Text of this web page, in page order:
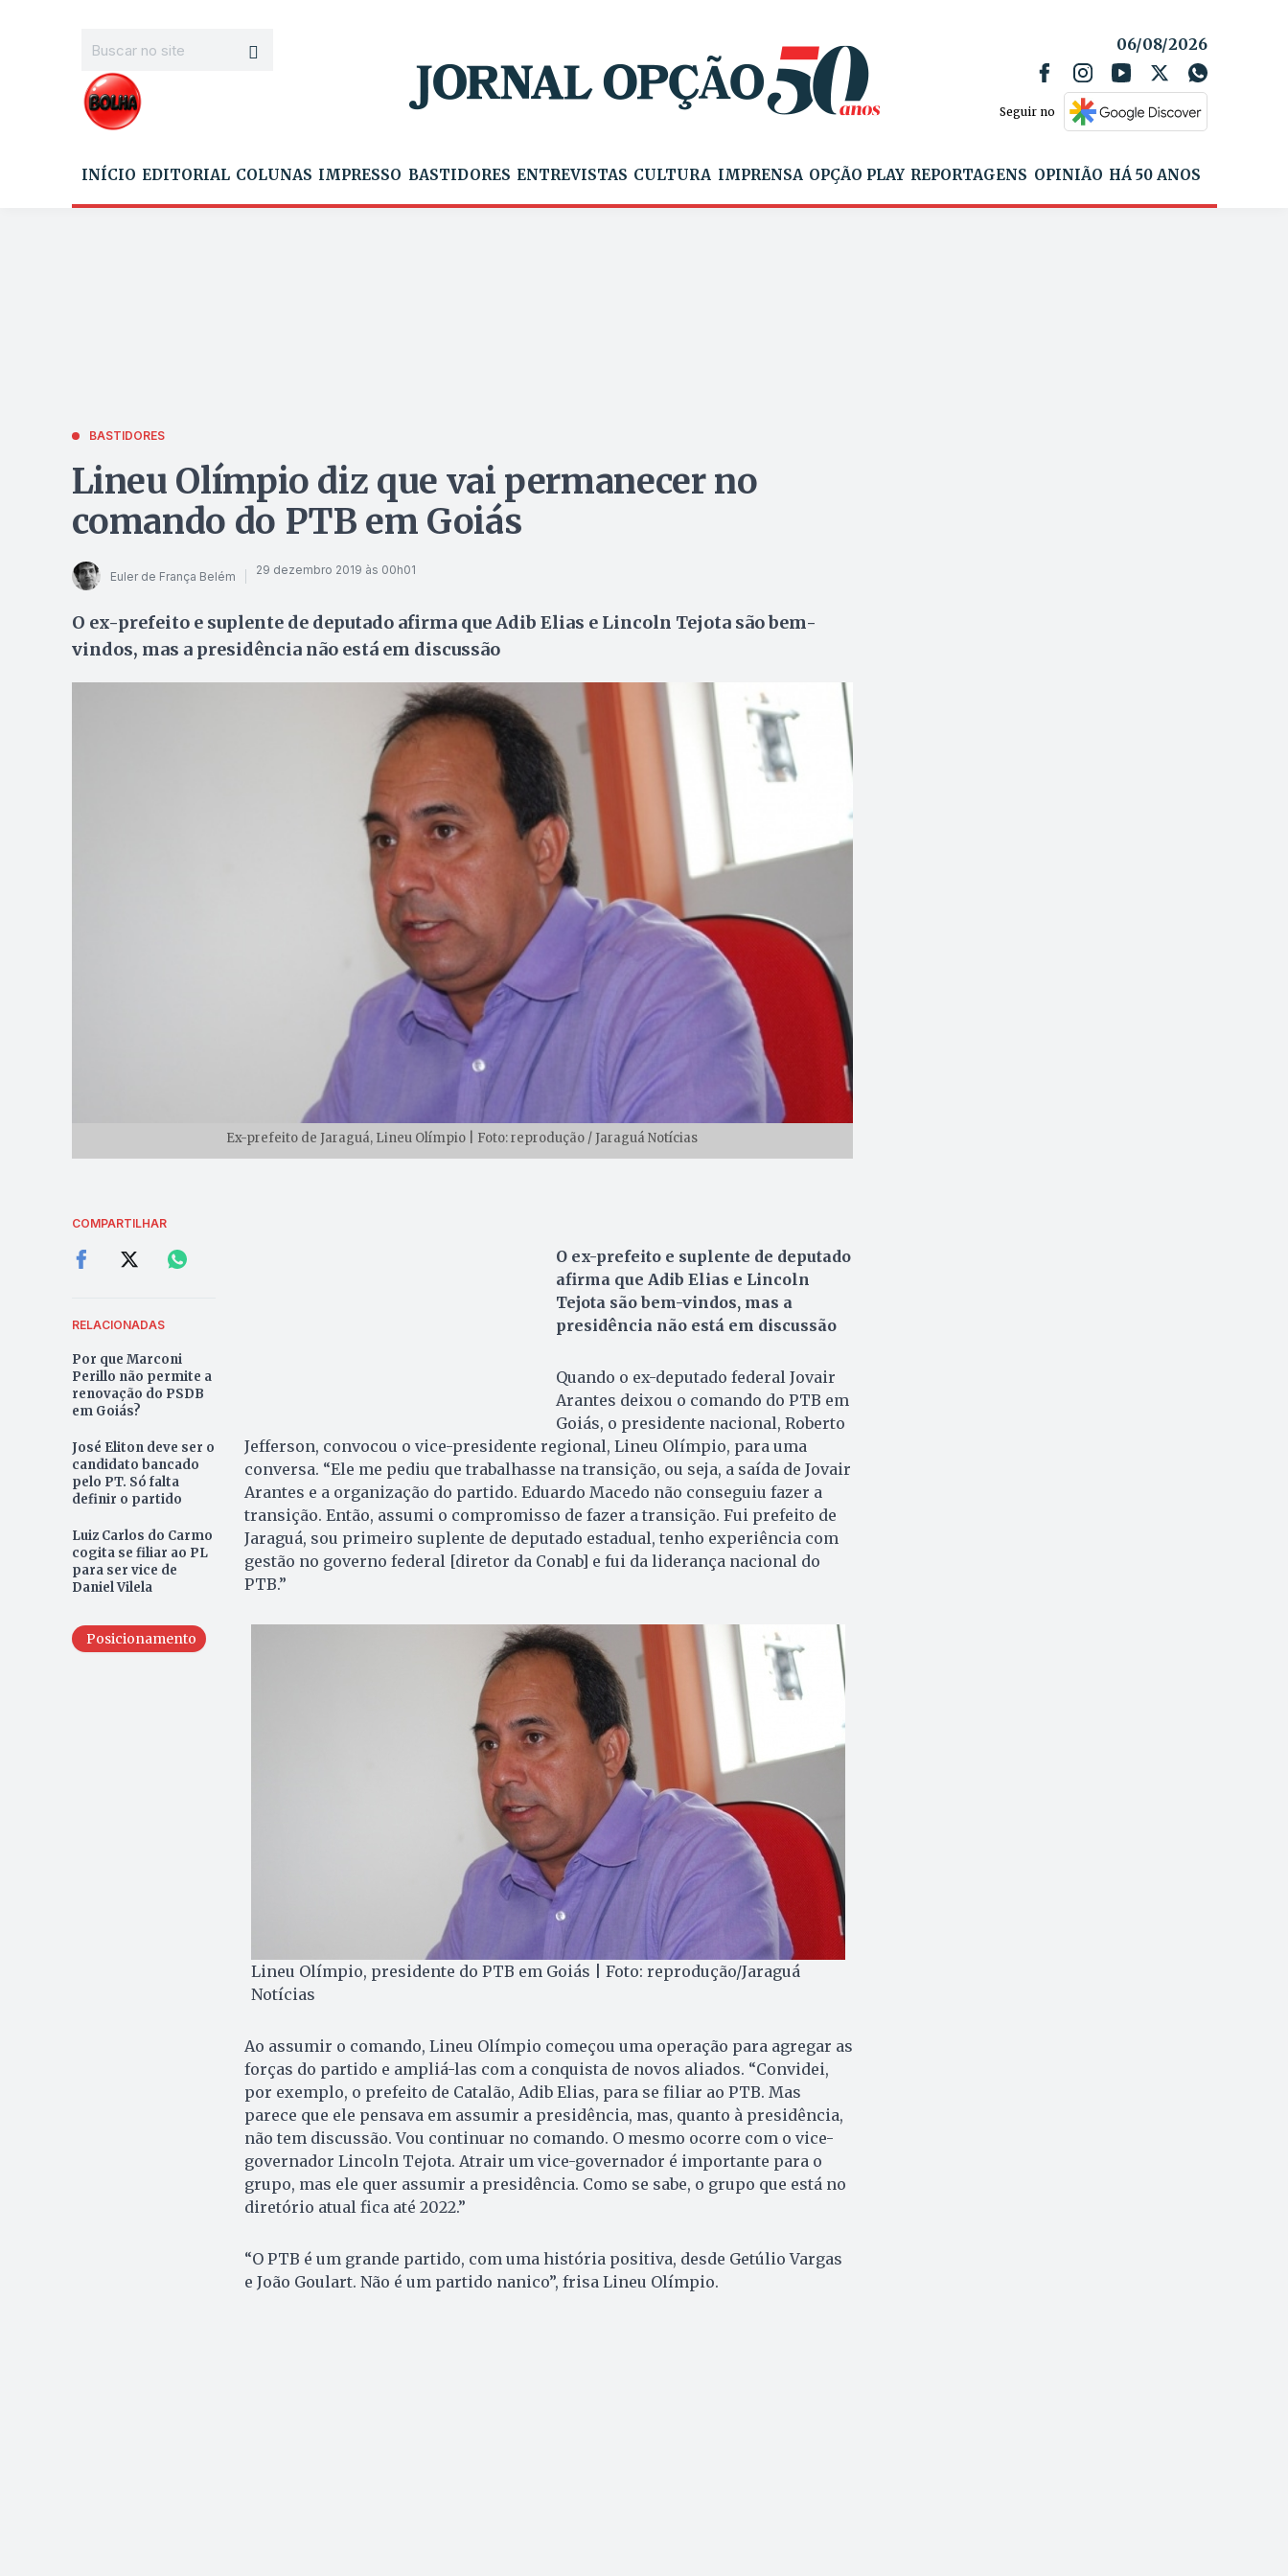
06/08/2026
Seguir no
INÍCIO EDITORIAL COLUNAS IMPRESSO BASTIDORES ENTREVISTAS CULTURA IMPRENSA OPÇÃO PLAY REPORTAGENS OPINIÃO HÁ 50 ANOS
BASTIDORES
Lineu Olímpio diz que vai permanecer no
comando do PTB em Goiás
Euler de França Belém 29 dezembro 2019 às 00h01
O ex-prefeito e suplente de deputado afirma que Adib Elias e Lincoln Tejota são bem-
vindos, mas a presidência não está em discussão
Ex-prefeito de Jaraguá, Lineu Olímpio | Foto: reprodução / Jaraguá Notícias
COMPARTILHAR
RELACIONADAS
Por que Marconi
Perillo não permite a
renovação do PSDB
em Goiás?
José Eliton deve ser o
candidato bancado
pelo PT. Só falta
definir o partido
Luiz Carlos do Carmo
cogita se filiar ao PL
para ser vice de
Daniel Vilela
Posicionamento
O ex-prefeito e suplente de deputado
afirma que Adib Elias e Lincoln
Tejota são bem-vindos, mas a
presidência não está em discussão
Quando o ex-deputado federal Jovair
Arantes deixou o comando do PTB em
Goiás, o presidente nacional, Roberto
Jefferson, convocou o vice-presidente regional, Lineu Olímpio, para uma
conversa. “Ele me pediu que trabalhasse na transição, ou seja, a saída de Jovair
Arantes e a organização do partido. Eduardo Macedo não conseguiu fazer a
transição. Então, assumi o compromisso de fazer a transição. Fui prefeito de
Jaraguá, sou primeiro suplente de deputado estadual, tenho experiência com
gestão no governo federal [diretor da Conab] e fui da liderança nacional do
PTB.”
Lineu Olímpio, presidente do PTB em Goiás | Foto: reprodução/Jaraguá
Notícias
Ao assumir o comando, Lineu Olímpio começou uma operação para agregar as
forças do partido e ampliá-las com a conquista de novos aliados. “Convidei,
por exemplo, o prefeito de Catalão, Adib Elias, para se filiar ao PTB. Mas
parece que ele pensava em assumir a presidência, mas, quanto à presidência,
não tem discussão. Vou continuar no comando. O mesmo ocorre com o vice-
governador Lincoln Tejota. Atrair um vice-governador é importante para o
grupo, mas ele quer assumir a presidência. Como se sabe, o grupo que está no
diretório atual fica até 2022.”
“O PTB é um grande partido, com uma história positiva, desde Getúlio Vargas
e João Goulart. Não é um partido nanico”, frisa Lineu Olímpio.